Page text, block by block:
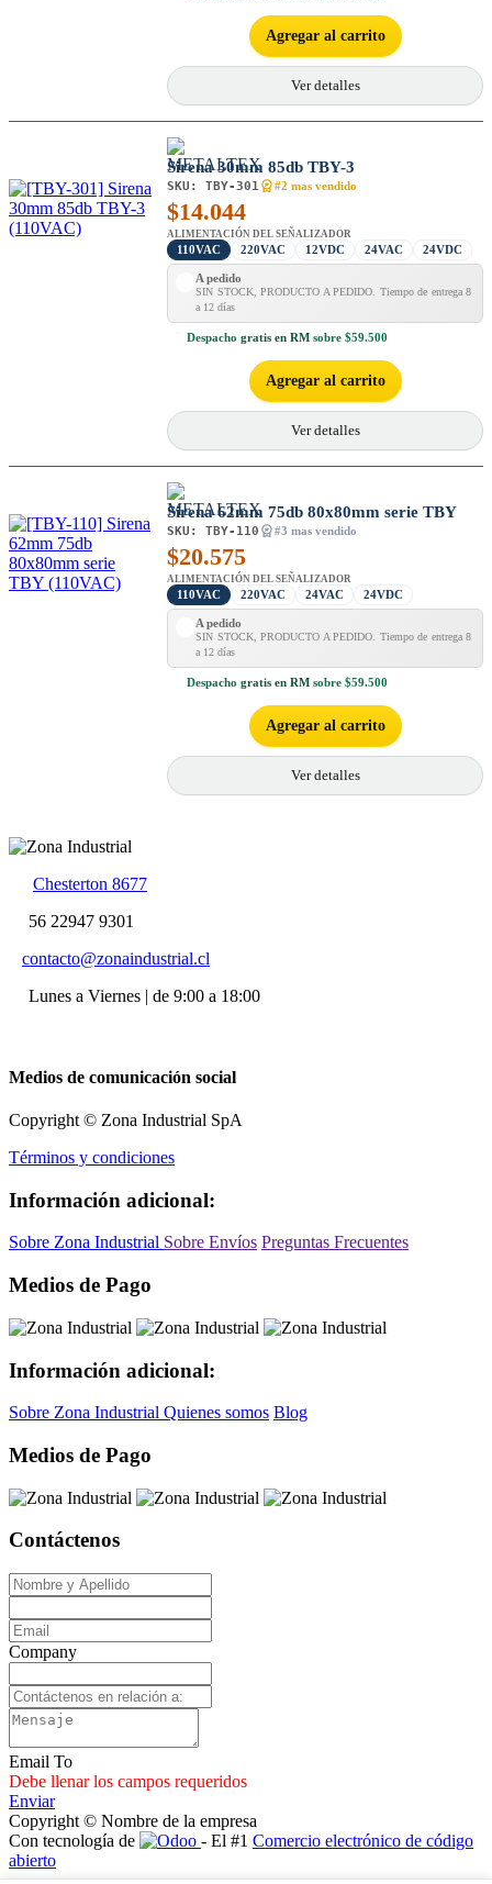
Agregar al carrito
Ver detalles
Sirena 30mm 85db TBY-3
SKU: TBY-301 #2 mas vendido
$14.044
ALIMENTACIÓN DEL SEÑALIZADOR
110VAC 220VAC 12VDC 24VAC 24VDC
A pedido
SIN STOCK, PRODUCTO A PEDIDO. Tiempo de entrega 8
a 12 días
Despacho gratis en RM sobre $59.500
Agregar al carrito
Ver detalles
Sirena 62mm 75db 80x80mm serie TBY
SKU: TBY-110 #3 mas vendido
$20.575
ALIMENTACIÓN DEL SEÑALIZADOR
110VAC 220VAC 24VAC 24VDC
A pedido
SIN STOCK, PRODUCTO A PEDIDO. Tiempo de entrega 8
a 12 días
Despacho gratis en RM sobre $59.500
Agregar al carrito
Ver detalles
Chesterton 8677
56 22947 9301
contacto@zonaindustrial.cl
Lunes a Viernes | de 9:00 a 18:00
Medios de comunicación social
Copyright © Zona Industrial SpA
Términos y condiciones
Información adicional:
Sobre Zona Industrial Sobre Envíos Preguntas Frecuentes
Medios de Pago
Información adicional:
Sobre Zona Industrial Quienes somos Blog
Medios de Pago
Contáctenos
Company
Email To
Debe llenar los campos requeridos
Enviar
Copyright © Nombre de la empresa
Con tecnología de
- El #1 Comercio electrónico de código
abierto